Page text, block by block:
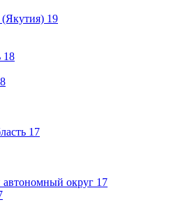
(Якутия) 19
18
17
округ 17